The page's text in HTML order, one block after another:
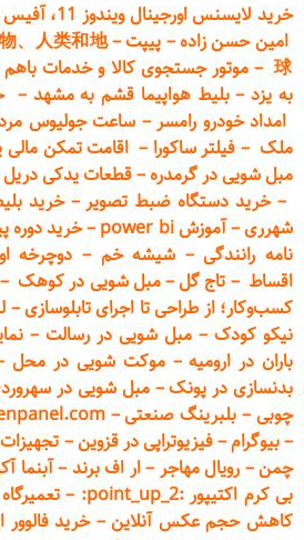
خرید لایسنس اورجینال ویندوز 11، آفیس 365
امین حسن زاده– پیپت–
、人类和地
球
– موتور جستجوی کالا و خدمات
به یزد–بلیط هواپیما قشم به مشهد –
امداد خودرو رامسر– ساعت جولیوس
ملک – فیلتر ساکورا – اقامت تمکن مالی
مبل شویی در گرمدره–قطعاتیدکی
–خرید دستگاه ضبط تصویر–خرید
شهرری–آموزش power bi –خرید دوره
نامه رانندگی– شیشه خم – دوچرخه
اقساط – تاج گل–مبل شویی در کوهک
کسب‌وکار؛ از طراحی تا اجرای تابلوسازی–
نیکو کودک – مبل شویی در رسالت –
باران در ارومیه–موکت شویی در محل
بدنسازی در پونک–مبل شویی در
چوبی – بلبرینگ صنعتی–
–بیوگرام–فیزیوتراپی در قزوین–
چمن– رویال مهاجر –ار اف برند –آبنما
بی کرم اکتیپور :point_up_2:
– تعمیر
کاهش حجم عکس آنلاین–خرید فالوور